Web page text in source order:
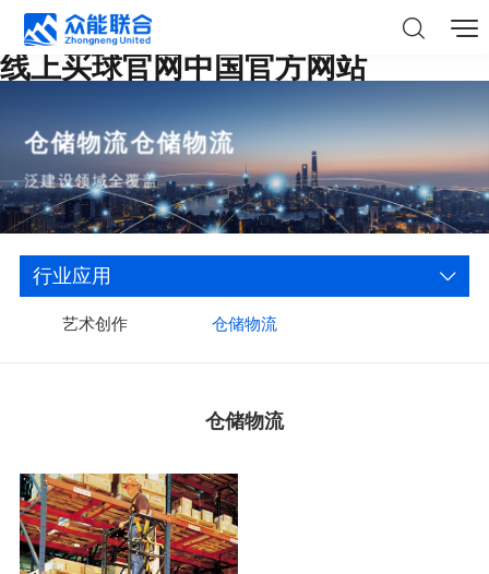
线上买球官网中国官方网站
仓储物流仓储物流
泛建设领域全覆盖
行业应用
艺术创作 仓储物流
仓储物流